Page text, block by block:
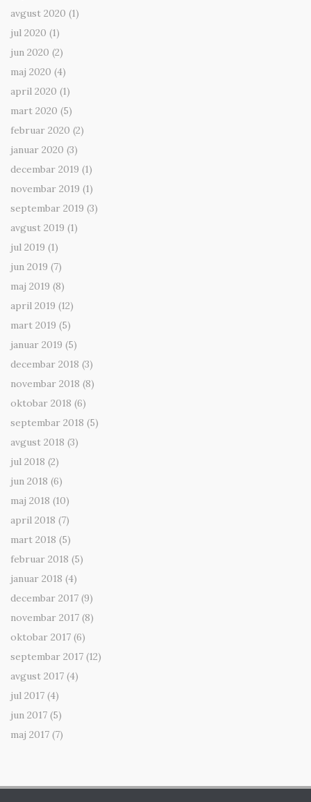
avgust 2020 (1)
jul 2020 (1)
jun 2020 (2)
maj 2020 (4)
april 2020 (1)
mart 2020 (5)
februar 2020 (2)
januar 2020 (3)
decembar 2019 (1)
novembar 2019 (1)
septembar 2019 (3)
avgust 2019 (1)
jul 2019 (1)
jun 2019 (7)
maj 2019 (8)
april 2019 (12)
mart 2019 (5)
januar 2019 (5)
decembar 2018 (3)
novembar 2018 (8)
oktobar 2018 (6)
septembar 2018 (5)
avgust 2018 (3)
jul 2018 (2)
jun 2018 (6)
maj 2018 (10)
april 2018 (7)
mart 2018 (5)
februar 2018 (5)
januar 2018 (4)
decembar 2017 (9)
novembar 2017 (8)
oktobar 2017 (6)
septembar 2017 (12)
avgust 2017 (4)
jul 2017 (4)
jun 2017 (5)
maj 2017 (7)